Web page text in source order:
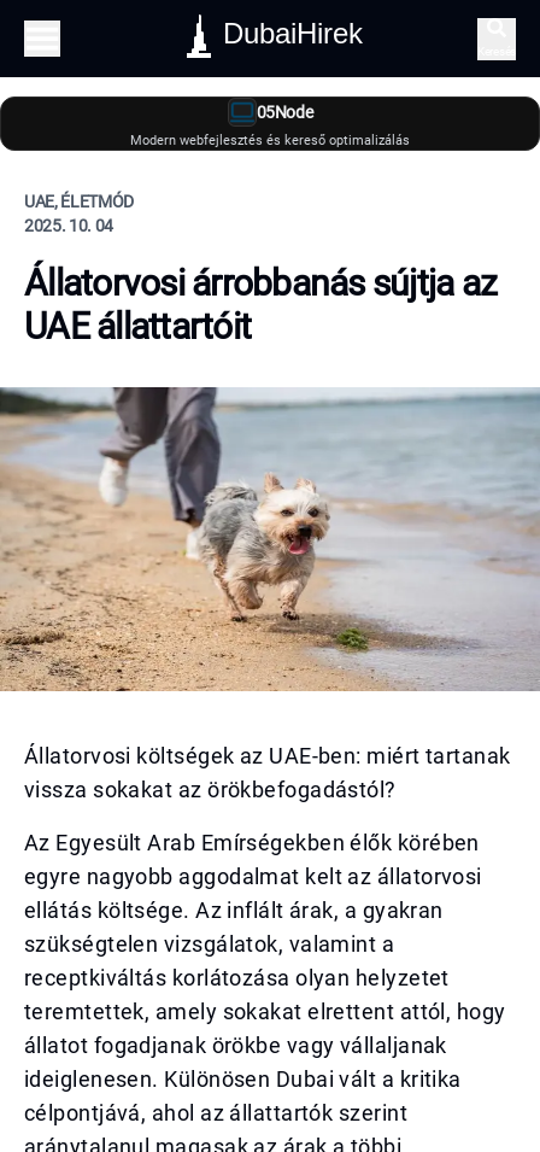
DubaiHirek
05Node
Modern webfejlesztés és kereső optimalizálás
UAE, ÉLETMÓD
2025. 10. 04
Állatorvosi árrobbanás sújtja az
UAE állattartóit
Állatorvosi költségek az UAE-ben: miért tartanak
vissza sokakat az örökbefogadástól?
Az Egyesült Arab Emírségekben élők körében
egyre nagyobb aggodalmat kelt az állatorvosi
ellátás költsége. Az inflált árak, a gyakran
szükségtelen vizsgálatok, valamint a
receptkiváltás korlátozása olyan helyzetet
teremtettek, amely sokakat elrettent attól, hogy
állatot fogadjanak örökbe vagy vállaljanak
ideiglenesen. Különösen Dubai vált a kritika
célpontjává, ahol az állattartók szerint
aránytalanul magasak az árak a többi